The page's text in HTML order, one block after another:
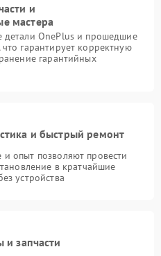
и
мастера
детали OnePlus и прошедшие
гарантирует корректную
гарантийных
и быстрый ремонт
опыт позволяют провести
в кратчайшие
устройства
и запчасти